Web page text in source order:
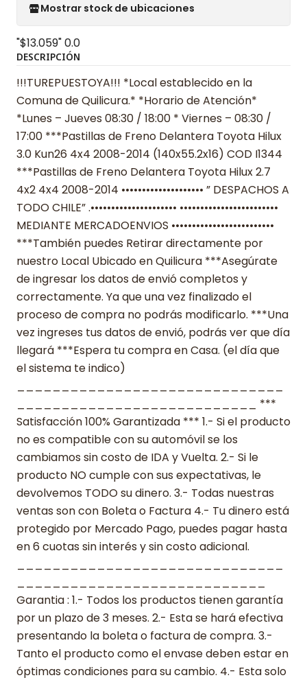
Mostrar stock de ubicaciones
"$13.059"0.0
DESCRIPCIÓN
!!!TUREPUESTOYA!!! *Local establecido en la
Comuna de Quilicura.* *Horario de Atención*
*Lunes – Jueves 08:30 / 18:00 * Viernes – 08:30 /
17:00 ***Pastillas de Freno Delantera Toyota Hilux
3.0 Kun26 4x4 2008-2014 (140x55.2x16) COD I1344
***Pastillas de Freno Delantera Toyota Hilux 2.7
4x2 4x4 2008-2014 •••••••••••••••••••• ” DESPACHOS A
TODO CHILE” .••••••••••••••••••••• ••••••••••••••••••••••••
MEDIANTE MERCADOENVIOS •••••••••••••••••••••••••
***También puedes Retirar directamente por
nuestro Local Ubicado en Quilicura ***Asegúrate
de ingresar los datos de envió completos y
correctamente. Ya que una vez finalizado el
proceso de compra no podrás modificarlo. ***Una
vez ingreses tus datos de envió, podrás ver que día
llegará ***Espera tu compra en Casa. (el día que
el sistema te indico)
___________________________ ***
Satisfacción 100% Garantizada *** 1.- Si el producto
no es compatible con su automóvil se los
cambiamos sin costo de IDA y Vuelta. 2.- Si le
producto NO cumple con sus expectativas, le
devolvemos TODO su dinero. 3.- Todas nuestras
ventas son con Boleta o Factura 4.- Tu dinero está
protegido por Mercado Pago, puedes pagar hasta
en 6 cuotas sin interés y sin costo adicional.
Garantia : 1.- Todos los productos tienen garantía
por un plazo de 3 meses. 2.- Esta se hará efectiva
presentando la boleta o factura de compra. 3.-
Tanto el producto como el envase deben estar en
óptimas condiciones para su cambio. 4.- Esta solo